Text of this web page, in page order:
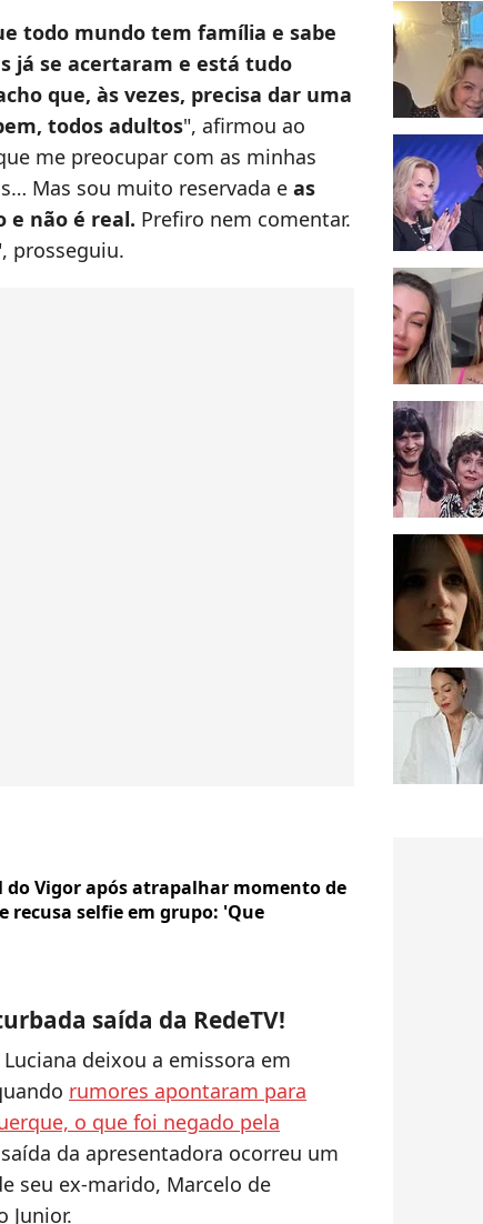
todo mundo tem família e sabe
já se acertaram e está tudo
que, às vezes, precisa dar uma
todos adultos", afirmou ao
me preocupar com as minhas
Mas sou muito reservada e as
e não é real. Prefiro nem comentar.
prosseguiu.
do Vigor após atrapalhar momento de
recusa selfie em grupo: 'Que
saída da RedeTV!
deixou a emissora em
rumores apontaram para
o que foi negado pela
da apresentadora ocorreu um
seu ex-marido, Marcelo de
Junior.